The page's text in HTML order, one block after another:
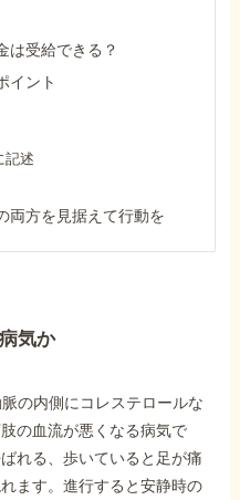
する
は受給できる？
イント
記述
両方を見据えて行動を
気か
の内側にコレステロールな
の血流が悪くなる病気で
れる、歩いていると足が痛
ます。進行すると安静時の